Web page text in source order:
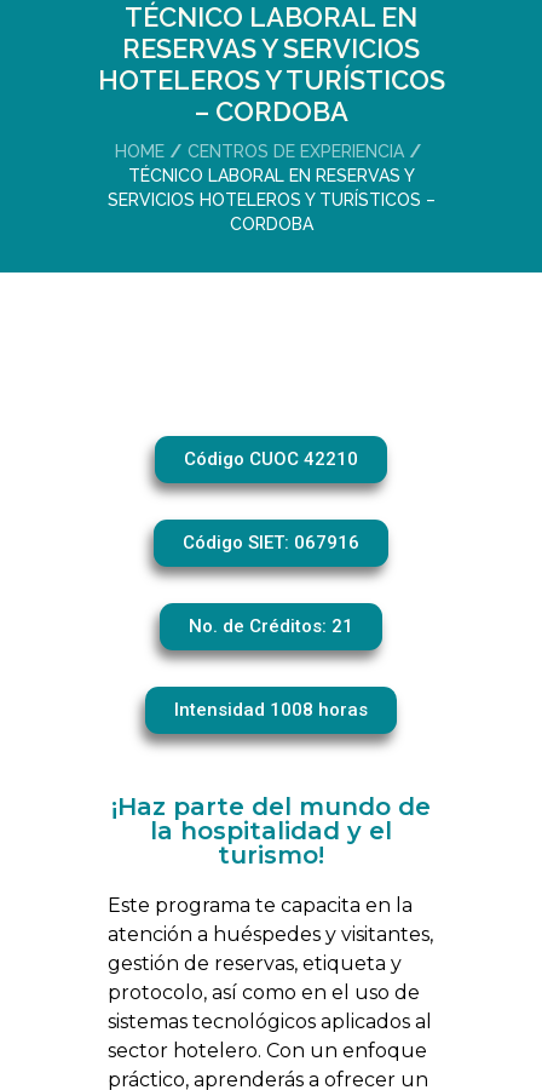
TÉCNICO LABORAL EN
RESERVAS Y SERVICIOS
HOTELEROS Y TURÍSTICOS
– CORDOBA
HOME
CENTROS DE EXPERIENCIA
TÉCNICO LABORAL EN RESERVAS Y
SERVICIOS HOTELEROS Y TURÍSTICOS –
CORDOBA
Código CUOC 42210
Código SIET: 067916
No. de Créditos: 21
Intensidad 1008 horas
¡Haz parte del mundo de
la hospitalidad y el
turismo!
Este programa te capacita en la
atención a huéspedes y visitantes,
gestión de reservas, etiqueta y
protocolo, así como en el uso de
sistemas tecnológicos aplicados al
sector hotelero. Con un enfoque
práctico, aprenderás a ofrecer un